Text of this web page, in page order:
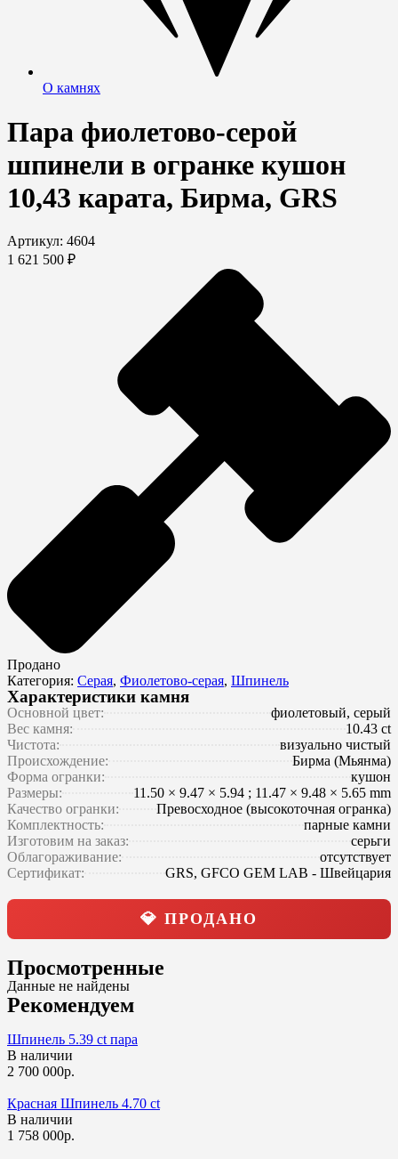
О камнях
Пара фиолетово-серой
шпинели в огранке кушон
10,43 карата, Бирма, GRS
Артикул: 4604
1 621 500 ₽
Продано
Категория: Серая, Фиолетово-серая, Шпинель
Характеристики камня
Основной цвет:
фиолетовый, серый
Вес камня:
10.43 ct
Чистота:
визуально чистый
Происхождение:
Бирма (Мьянма)
Форма огранки:
кушон
Размеры:
11.50 × 9.47 × 5.94 ; 11.47 × 9.48 × 5.65 mm
Качество огранки:
Превосходное (высокоточная огранка)
Комплектность:
парные камни
Изготовим на заказ:
серьги
Облагораживание:
отсутствует
Сертификат:
GRS, GFCO GEM LAB - Швейцария
💎 ПРОДАНО
Просмотренные
Данные не найдены
Рекомендуем
Шпинель 5.39 ct пара
В наличии
2 700 000р.
Красная Шпинель 4.70 сt
В наличии
1 758 000р.